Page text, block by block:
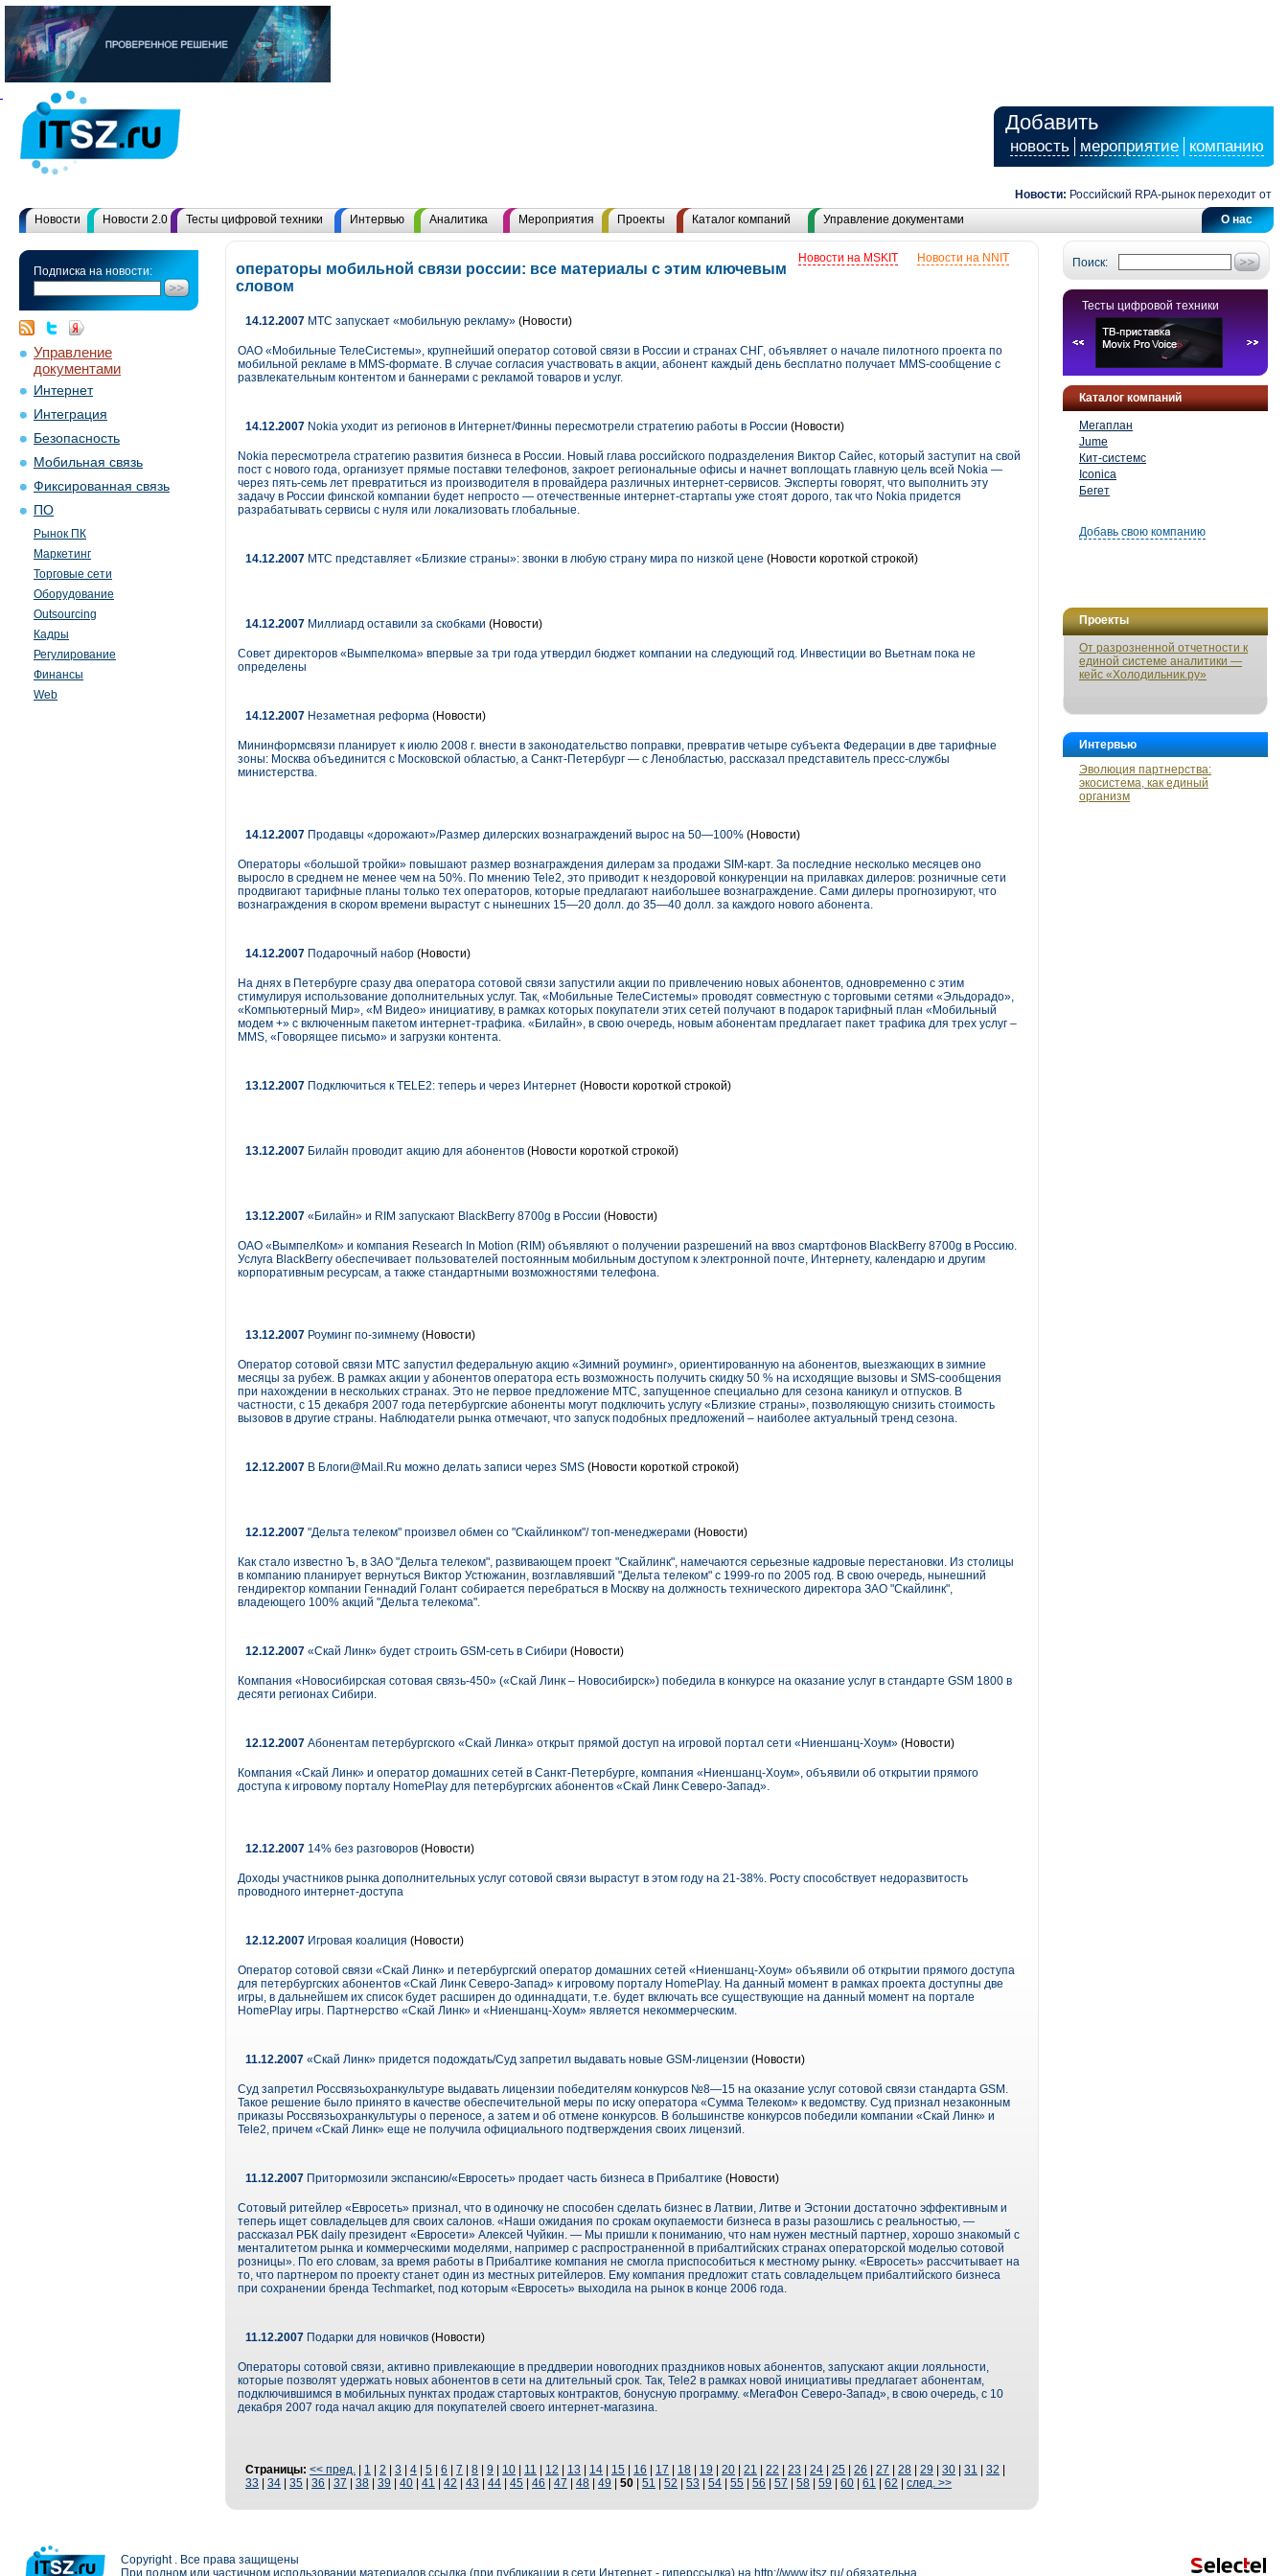
Добавить
новость мероприятие компанию
Новости: Российский RPA-рынок переходит от
О нас
Новости Новости 2.0 Тесты цифровой техники Интервью Аналитика Мероприятия Проекты Каталог компаний Управление документами
Подписка на новости:
Управление
документами
Интернет
Интеграция
Безопасность
Мобильная связь
Фиксированная связь
ПО
Рынок ПК
Маркетинг
Торговые сети
Оборудование
Outsourcing
Кадры
Регулирование
Финансы
Web
Поиск:
Тесты цифровой техники
Каталог компаний
Мегаплан
Jume
Кит-системс
Iconica
Бегет
Добавь свою компанию
Проекты
От разрозненной отчетности к
единой системе аналитики —
кейс «Холодильник.ру»
Интервью
Эволюция партнерства:
экосистема, как единый
организм
Новости на NNIT
Новости на MSKIT
операторы мобильной связи россии: все материалы с этим ключевым
словом
14.12.2007 МТС запускает «мобильную рекламу» (Новости)
ОАО «Мобильные ТелеСистемы», крупнейший оператор сотовой связи в России и странах СНГ, объявляет о начале пилотного проекта по
мобильной рекламе в MMS-формате. В случае согласия участвовать в акции, абонент каждый день бесплатно получает MMS-сообщение с
развлекательным контентом и баннерами с рекламой товаров и услуг.
14.12.2007 Nokia уходит из регионов в Интернет/Финны пересмотрели стратегию работы в России (Новости)
Nokia пересмотрела стратегию развития бизнеса в России. Новый глава российского подразделения Виктор Сайес, который заступит на свой
пост с нового года, организует прямые поставки телефонов, закроет региональные офисы и начнет воплощать главную цель всей Nokia —
через пять-семь лет превратиться из производителя в провайдера различных интернет-сервисов. Эксперты говорят, что выполнить эту
задачу в России финской компании будет непросто — отечественные интернет-стартапы уже стоят дорого, так что Nokia придется
разрабатывать сервисы с нуля или локализовать глобальные.
14.12.2007 МТС представляет «Близкие страны»: звонки в любую страну мира по низкой цене (Новости короткой строкой)
14.12.2007 Миллиард оставили за скобками (Новости)
Совет директоров «Вымпелкома» впервые за три года утвердил бюджет компании на следующий год. Инвестиции во Вьетнам пока не
определены
14.12.2007 Незаметная реформа (Новости)
Мининформсвязи планирует к июлю 2008 г. внести в законодательство поправки, превратив четыре субъекта Федерации в две тарифные
зоны: Москва объединится с Московской областью, а Санкт-Петербург — с Ленобластью, рассказал представитель пресс-службы
министерства.
14.12.2007 Продавцы «дорожают»/Размер дилерских вознаграждений вырос на 50—100% (Новости)
Операторы «большой тройки» повышают размер вознаграждения дилерам за продажи SIM-карт. За последние несколько месяцев оно
выросло в среднем не менее чем на 50%. По мнению Tele2, это приводит к нездоровой конкуренции на прилавках дилеров: розничные сети
продвигают тарифные планы только тех операторов, которые предлагают наибольшее вознаграждение. Сами дилеры прогнозируют, что
вознаграждения в скором времени вырастут с нынешних 15—20 долл. до 35—40 долл. за каждого нового абонента.
14.12.2007 Подарочный набор (Новости)
На днях в Петербурге сразу два оператора сотовой связи запустили акции по привлечению новых абонентов, одновременно с этим
стимулируя использование дополнительных услуг. Так, «Мобильные ТелеСистемы» проводят совместную с торговыми сетями «Эльдорадо»,
«Компьютерный Мир», «М Видео» инициативу, в рамках которых покупатели этих сетей получают в подарок тарифный план «Мобильный
модем +» с включенным пакетом интернет-трафика. «Билайн», в свою очередь, новым абонентам предлагает пакет трафика для трех услуг –
MMS, «Говорящее письмо» и загрузки контента.
13.12.2007 Подключиться к TELE2: теперь и через Интернет (Новости короткой строкой)
13.12.2007 Билайн проводит акцию для абонентов (Новости короткой строкой)
13.12.2007 «Билайн» и RIM запускают BlackBerry 8700g в России (Новости)
ОАО «ВымпелКом» и компания Research In Motion (RIM) объявляют о получении разрешений на ввоз смартфонов BlackBerry 8700g в Россию.
Услуга BlackBerry обеспечивает пользователей постоянным мобильным доступом к электронной почте, Интернету, календарю и другим
корпоративным ресурсам, а также стандартными возможностями телефона.
13.12.2007 Роуминг по-зимнему (Новости)
Оператор сотовой связи МТС запустил федеральную акцию «Зимний роуминг», ориентированную на абонентов, выезжающих в зимние
месяцы за рубеж. В рамках акции у абонентов оператора есть возможность получить скидку 50 % на исходящие вызовы и SMS-сообщения
при нахождении в нескольких странах. Это не первое предложение МТС, запущенное специально для сезона каникул и отпусков. В
частности, с 15 декабря 2007 года петербургские абоненты могут подключить услугу «Близкие страны», позволяющую снизить стоимость
вызовов в другие страны. Наблюдатели рынка отмечают, что запуск подобных предложений – наиболее актуальный тренд сезона.
12.12.2007 В Блоги@Mail.Ru можно делать записи через SMS (Новости короткой строкой)
12.12.2007 "Дельта телеком" произвел обмен со "Скайлинком"/ топ-менеджерами (Новости)
Как стало известно Ъ, в ЗАО "Дельта телеком", развивающем проект "Скайлинк", намечаются серьезные кадровые перестановки. Из столицы
в компанию планирует вернуться Виктор Устюжанин, возглавлявший "Дельта телеком" с 1999-го по 2005 год. В свою очередь, нынешний
гендиректор компании Геннадий Голант собирается перебраться в Москву на должность технического директора ЗАО "Скайлинк",
владеющего 100% акций "Дельта телекома".
12.12.2007 «Скай Линк» будет строить GSM-сеть в Сибири (Новости)
Компания «Новосибирская сотовая связь-450» («Скай Линк – Новосибирск») победила в конкурсе на оказание услуг в стандарте GSM 1800 в
десяти регионах Сибири.
12.12.2007 Абонентам петербургского «Скай Линка» открыт прямой доступ на игровой портал сети «Ниеншанц-Хоум» (Новости)
Компания «Скай Линк» и оператор домашних сетей в Санкт-Петербурге, компания «Ниеншанц-Хоум», объявили об открытии прямого
доступа к игровому порталу HomePlay для петербургских абонентов «Скай Линк Северо-Запад».
12.12.2007 14% без разговоров (Новости)
Доходы участников рынка дополнительных услуг сотовой связи вырастут в этом году на 21-38%. Росту способствует недоразвитость
проводного интернет-доступа
12.12.2007 Игровая коалиция (Новости)
Оператор сотовой связи «Скай Линк» и петербургский оператор домашних сетей «Ниеншанц-Хоум» объявили об открытии прямого доступа
для петербургских абонентов «Скай Линк Северо-Запад» к игровому порталу HomePlay. На данный момент в рамках проекта доступны две
игры, в дальнейшем их список будет расширен до одиннадцати, т.е. будет включать все существующие на данный момент на портале
HomePlay игры. Партнерство «Скай Линк» и «Ниеншанц-Хоум» является некоммерческим.
11.12.2007 «Скай Линк» придется подождать/Суд запретил выдавать новые GSM-лицензии (Новости)
Суд запретил Россвязьохранкультуре выдавать лицензии победителям конкурсов №8—15 на оказание услуг сотовой связи стандарта GSM.
Такое решение было принято в качестве обеспечительной меры по иску оператора «Сумма Телеком» к ведомству. Суд признал незаконным
приказы Россвязьохранкультуры о переносе, а затем и об отмене конкурсов. В большинстве конкурсов победили компании «Скай Линк» и
Tele2, причем «Скай Линк» еще не получила официального подтверждения своих лицензий.
11.12.2007 Притормозили экспансию/«Евросеть» продает часть бизнеса в Прибалтике (Новости)
Сотовый ритейлер «Евросеть» признал, что в одиночку не способен сделать бизнес в Латвии, Литве и Эстонии достаточно эффективным и
теперь ищет совладельцев для своих салонов. «Наши ожидания по срокам окупаемости бизнеса в разы разошлись с реальностью, —
рассказал РБК daily президент «Евросети» Алексей Чуйкин. — Мы пришли к пониманию, что нам нужен местный партнер, хорошо знакомый с
менталитетом рынка и коммерческими моделями, например с распространенной в прибалтийских странах операторской моделью сотовой
розницы». По его словам, за время работы в Прибалтике компания не смогла приспособиться к местному рынку. «Евросеть» рассчитывает на
то, что партнером по проекту станет один из местных ритейлеров. Ему компания предложит стать совладельцем прибалтийского бизнеса
при сохранении бренда Techmarket, под которым «Евросеть» выходила на рынок в конце 2006 года.
11.12.2007 Подарки для новичков (Новости)
Операторы сотовой связи, активно привлекающие в преддверии новогодних праздников новых абонентов, запускают акции лояльности,
которые позволят удержать новых абонентов в сети на длительный срок. Так, Tele2 в рамках новой инициативы предлагает абонентам,
подключившимся в мобильных пунктах продаж стартовых контрактов, бонусную программу. «МегаФон Северо-Запад», в свою очередь, с 10
декабря 2007 года начал акцию для покупателей своего интернет-магазина.
Страницы: << пред. 1 2 3 4 5 6 7 8 9 10 11 12 13 14 15 16 17 18 19 20 21 22 23 24 25 26 27 28 29 30 31 32
33
34 35 36 37 38 39 40 41 42 43 44 45 46 47 48 49 50 51 52 53 54 55 56 57 58 59 60 61 62 след. >>
Copyright . Все права защищены
При полном или частичном использовании материалов ссылка (при публикации в сети Интернет - гиперссылка) на http://www.itsz.ru/обязательна